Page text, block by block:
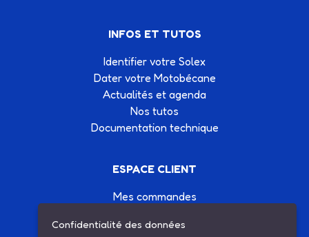
INFOS ET TUTOS
Identifier votre Solex
Dater votre Motobécane
Actualités et agenda
Nos tutos
Documentation technique
ESPACE CLIENT
Mes commandes
Mes listes d'achats
Confidentialité des données